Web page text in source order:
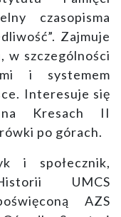
czasopisma
Zajmuje
w szczególności
i systemem
Interesuje się
Kresach II
po górach.
i społecznik,
UMCS
AZS